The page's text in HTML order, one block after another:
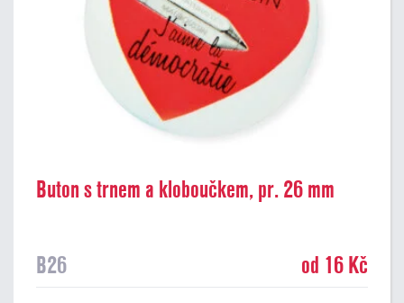
Buton s trnem a kloboučkem, pr. 26 mm
B26 od 16 Kč